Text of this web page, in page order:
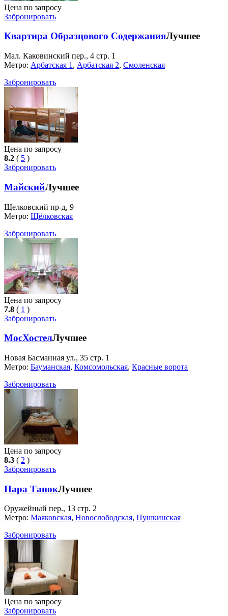
Цена по запросу
Забронировать
Квартира Образцового СодержанияЛучшее
Мал. Каковинский пер., 4 стр. 1
Метро: Арбатская 1 , Арбатская 2, Смоленская
Забронировать
Цена по запросу
8.2 ( 5 )
Забронировать
МайскийЛучшее
Щелковский пр-д, 9
Метро: Щёлковская
Забронировать
Цена по запросу
7.8 ( 1 )
Забронировать
МосХостелЛучшее
Новая Басманная ул., 35 стр. 1
Метро: Бауманская, Комсомольская, Красные ворота
Забронировать
Цена по запросу
8.3 ( 2 )
Забронировать
Пара ТапокЛучшее
Оружейный пер., 13 стр. 2
Метро: Маяковская, Новослободская, Пушкинская
Забронировать
Цена по запросу
Забронировать